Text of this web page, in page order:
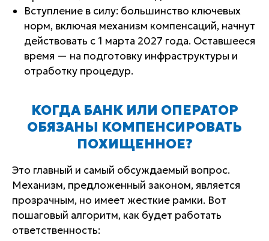
Вступление в силу: большинство ключевых
норм, включая механизм компенсаций, начнут
действовать с 1 марта 2027 года. Оставшееся
время — на подготовку инфраструктуры и
отработку процедур.
КОГДА БАНК ИЛИ ОПЕРАТОР
ОБЯЗАНЫ КОМПЕНСИРОВАТЬ
ПОХИЩЕННОЕ?
Это главный и самый обсуждаемый вопрос.
Механизм, предложенный законом, является
прозрачным, но имеет жесткие рамки. Вот
пошаговый алгоритм, как будет работать
ответственность: